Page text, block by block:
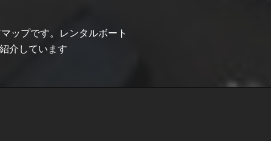
ップです。レンタルボート
介しています